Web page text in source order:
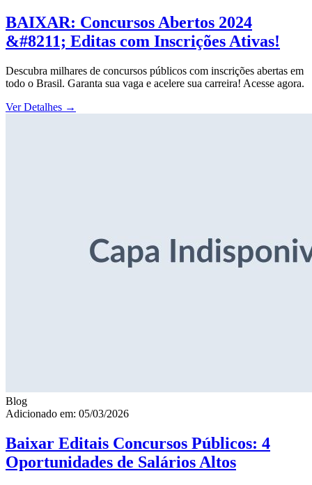
BAIXAR: Concursos Abertos 2024
&#8211; Editas com Inscrições Ativas!
Descubra milhares de concursos públicos com inscrições abertas em
todo o Brasil. Garanta sua vaga e acelere sua carreira! Acesse agora.
Ver Detalhes →
Blog
Adicionado em: 05/03/2026
Baixar Editais Concursos Públicos: 4
Oportunidades de Salários Altos